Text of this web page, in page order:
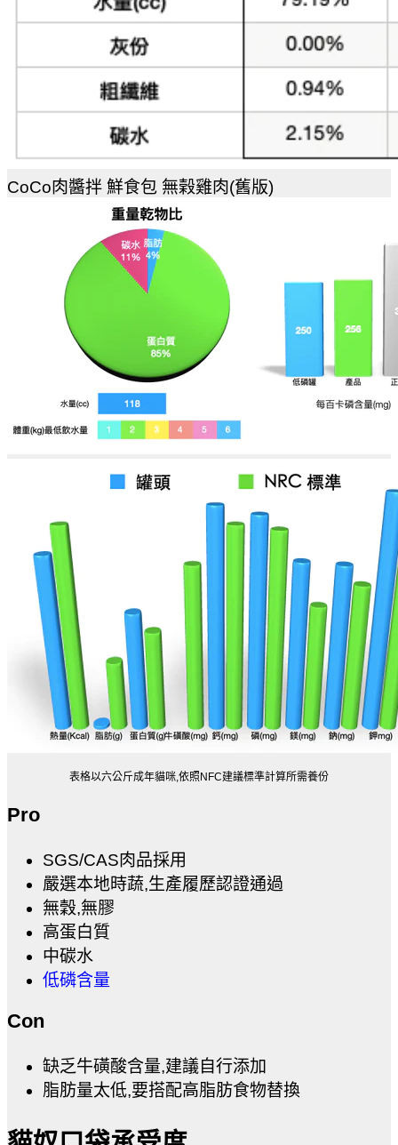
CoCo肉醬拌 鮮食包 無榖雞肉(舊版)
表格以六公斤成年貓咪,依照NFC建議標準計算所需養份
Pro
SGS/CAS肉品採用
嚴選本地時蔬,生產履歷認證通過
無穀,無膠
高蛋白質
中碳水
低磷含量
Con
缺乏牛磺酸含量,建議自行添加
脂肪量太低,要搭配高脂肪食物替換